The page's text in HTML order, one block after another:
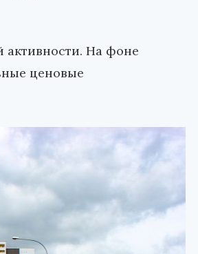
активности. На фоне
ценовые